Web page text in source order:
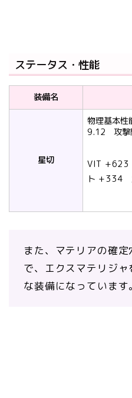
ステータス・性能
装備名
星切
物理基本
9.12 攻撃
VIT +623
ト +334
また、マテリアの確
で、エクスマテリジ
な装備になっています。